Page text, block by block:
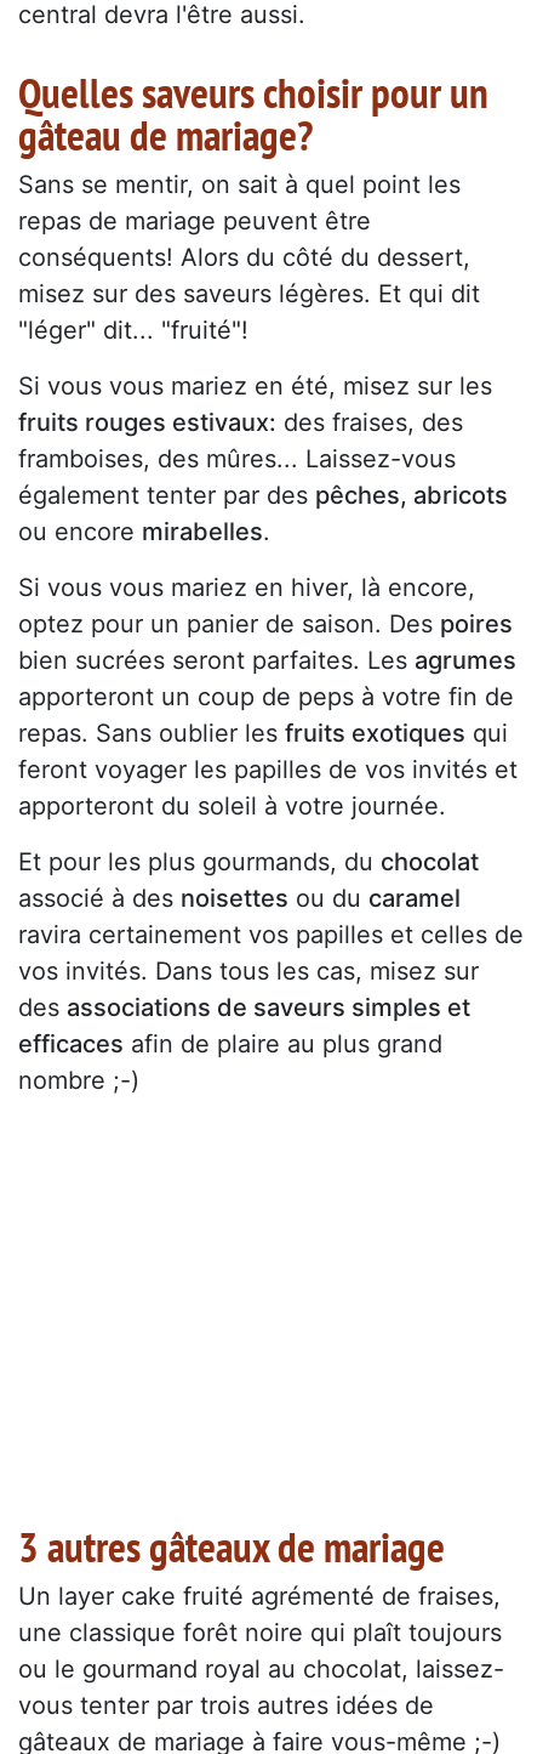
central devra l'être aussi.
Quelles saveurs choisir pour un
gâteau de mariage?
Sans se mentir, on sait à quel point les
repas de mariage peuvent être
conséquents! Alors du côté du dessert,
misez sur des saveurs légères. Et qui dit
"léger" dit... "fruité"!
Si vous vous mariez en été, misez sur les
fruits rouges estivaux: des fraises, des
framboises, des mûres... Laissez-vous
également tenter par des pêches, abricots
ou encore mirabelles.
Si vous vous mariez en hiver, là encore,
optez pour un panier de saison. Des poires
bien sucrées seront parfaites. Les agrumes
apporteront un coup de peps à votre fin de
repas. Sans oublier les fruits exotiques qui
feront voyager les papilles de vos invités et
apporteront du soleil à votre journée.
Et pour les plus gourmands, du chocolat
associé à des noisettes ou du caramel
ravira certainement vos papilles et celles de
vos invités. Dans tous les cas, misez sur
des associations de saveurs simples et
efficaces afin de plaire au plus grand
nombre ;-)
3 autres gâteaux de mariage
Un layer cake fruité agrémenté de fraises,
une classique forêt noire qui plaît toujours
ou le gourmand royal au chocolat, laissez-
vous tenter par trois autres idées de
gâteaux de mariage à faire vous-même ;-)